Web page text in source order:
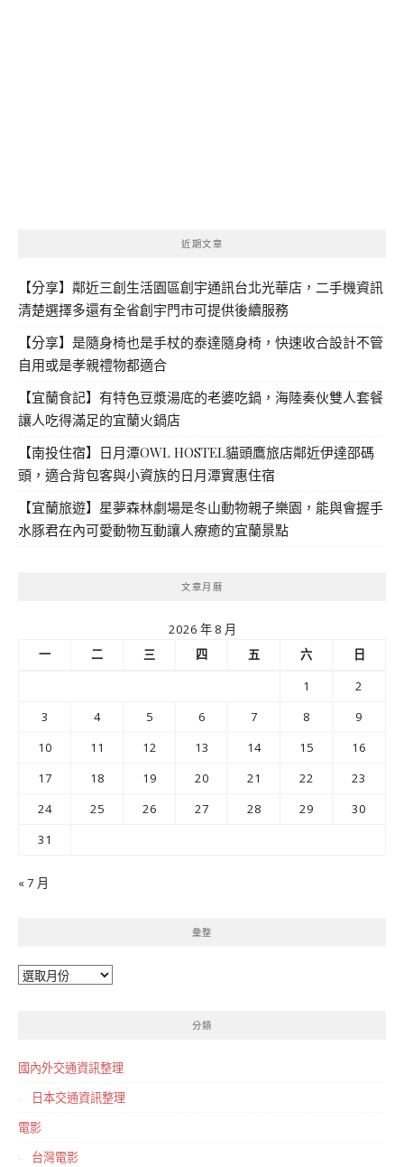
近期文章
【分享】鄰近三創生活園區創宇通訊台北光華店，二手機資訊
清楚選擇多還有全省創宇門市可提供後續服務
【分享】是隨身椅也是手杖的泰達隨身椅，快速收合設計不管
自用或是孝親禮物都適合
【宜蘭食記】有特色豆漿湯底的老婆吃鍋，海陸奏伙雙人套餐
讓人吃得滿足的宜蘭火鍋店
【南投住宿】日月潭OWL HOSTEL貓頭鷹旅店鄰近伊達邵碼
頭，適合背包客與小資族的日月潭實惠住宿
【宜蘭旅遊】星夢森林劇場是冬山動物親子樂園，能與會握手
水豚君在內可愛動物互動讓人療癒的宜蘭景點
文章月曆
2026 年 8 月
一
二 三 四 五 六
日
1
2
3
4 5 6 7 8
9
10
11 12 13 14 15
16
17
18 19 20 21 22
23
24
25 26 27 28 29
30
31
« 7 月
彙整
彙
分類
國內外交通資訊整理
日本交通資訊整理
電影
台灣電影